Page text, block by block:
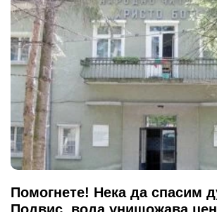
Помогнете! Нека да спасим